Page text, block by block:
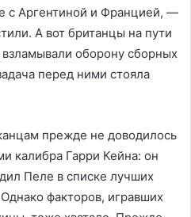
с Аргентиной и Францией, —
А вот британцы на пути
оборону сборных
перед ними стояла
прежде не доводилось
калибра Гарри Кейна: он
Пеле в списке лучших
факторов, игравших